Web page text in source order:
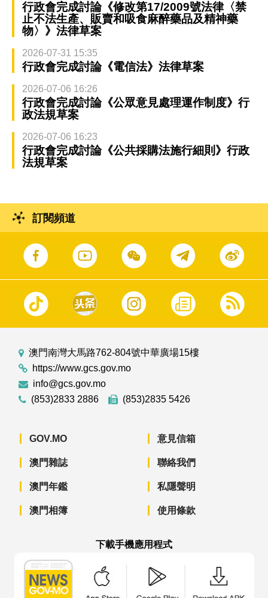
行政會完成討論《修改第17/2009號法律〈禁
止不法生產、販賣和吸食麻醉藥品及精神藥
物〉》法律草案
2026-07-31 15:35
行政會完成討論《電信法》法律草案
2026-07-06 16:26
行政會完成討論《公眾意見處理運作制度》行
政法規草案
2026-07-06 16:23
行政會完成討論《公共採購法施行細則》行政
法規草案
訂閱頻道
澳門南灣大馬路762-804號中華廣場15樓
https://www.gcs.gov.mo
info@gcs.gov.mo
(853)2833 2886
(853)2835 5426
GOV.MO
澳門雜誌
澳門年鑑
澳門相簿
意見信箱
聯絡我們
私隱聲明
使用條款
下載手機應用程式